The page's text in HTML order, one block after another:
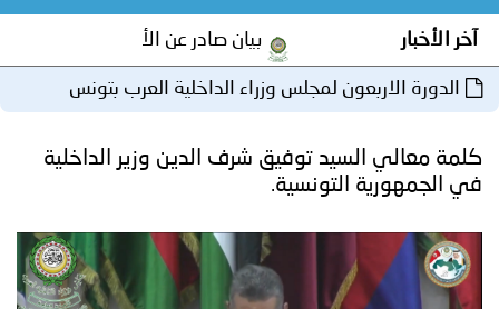
المجلس
مؤتمرات
اجتماعاتوبرامج
بيان صادر عن الأمانة العامة لمجلس وزراء الداخلية العرب
لمجلس وزراء الداخلية العرب بتونس
توفيق شرف الدين وزير الداخلية